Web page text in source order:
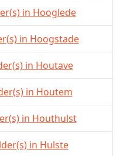
in Hooglede
in Hoogstade
in Houtave
in Houtem
in Houthulst
in Hulste